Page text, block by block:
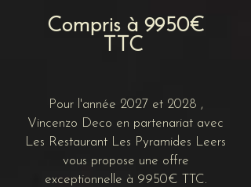
Compris à 9950€
TTC
Pour l'année 2027 et 2028 ,
Vincenzo Deco en partenariat avec
Les Restaurant Les Pyramides Leers
vous propose une offre
exceptionnelle à 9950€ TTC.